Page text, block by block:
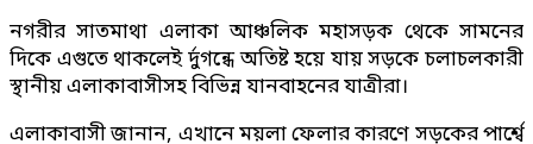
নগরীর সাতমাথা এলাকা আঞ্চলিক মহাসড়ক থেকে সামনের
দিকে এগুতে থাকলেই র্দুগন্ধে অতিষ্ট হয়ে যায় সড়কে চলাচলকারী
স্থানীয় এলাকাবাসীসহ বিভিন্ন যানবাহনের যাত্রীরা।
এলাকাবাসী জানান, এখানে ময়লা ফেলার কারণে সড়কের পার্শ্বে